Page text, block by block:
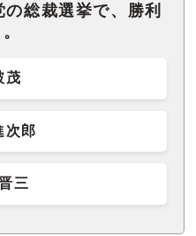
総裁選挙で、勝利
茂
次郎
三